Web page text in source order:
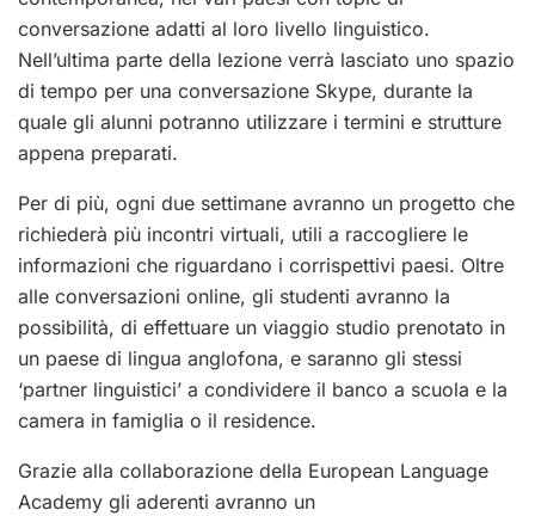
conversazione adatti al loro livello linguistico.
Nell’ultima parte della lezione verrà lasciato uno spazio
di tempo per una conversazione Skype, durante la
quale gli alunni potranno utilizzare i termini e strutture
appena preparati.
Per di più, ogni due settimane avranno un progetto che
richiederà più incontri virtuali, utili a raccogliere le
informazioni che riguardano i corrispettivi paesi. Oltre
alle conversazioni online, gli studenti avranno la
possibilità, di effettuare un viaggio studio prenotato in
un paese di lingua anglofona, e saranno gli stessi
‘partner linguistici’ a condividere il banco a scuola e la
camera in famiglia o il residence.
Grazie alla collaborazione della European Language
Academy gli aderenti avranno un